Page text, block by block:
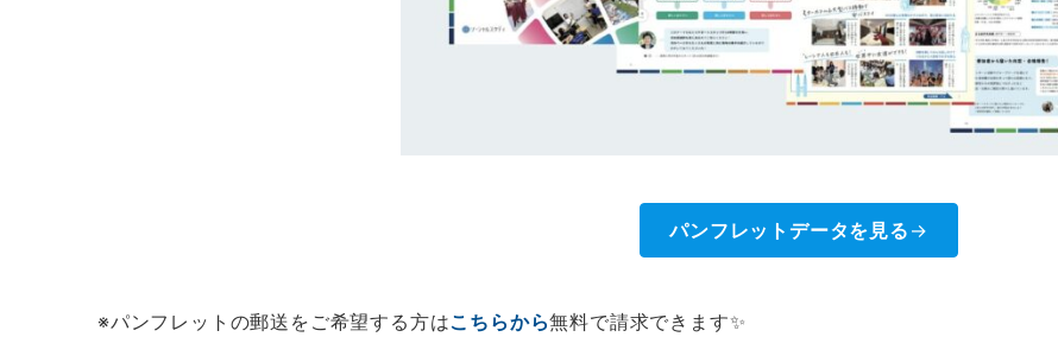
パンフレットデータを見る →
※パンフレットの郵送をご希望する方はこちらから無料で請求できます✨